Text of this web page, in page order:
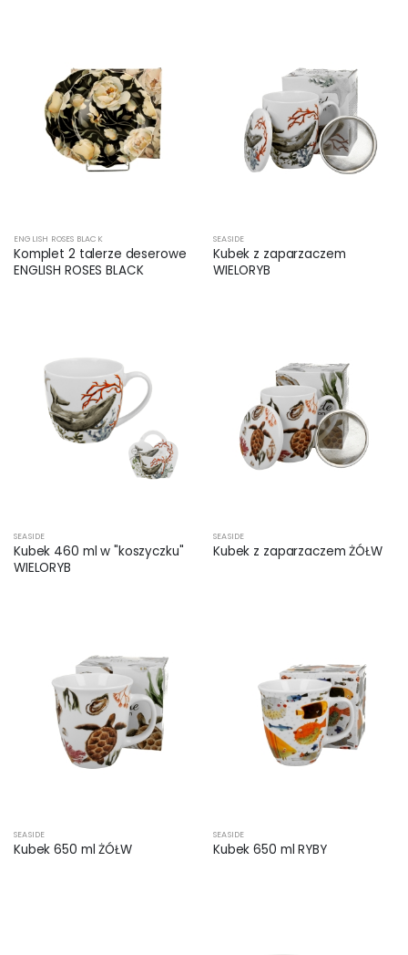
ENGLISH ROSES BLACK
Komplet 2 talerze deserowe
ENGLISH ROSES BLACK
SEASIDE
Kubek z zaparzaczem
WIELORYB
SEASIDE
Kubek 460 ml w "koszyczku"
WIELORYB
SEASIDE
Kubek z zaparzaczem ŻÓŁW
SEASIDE
Kubek 650 ml ŻÓŁW
SEASIDE
Kubek 650 ml RYBY